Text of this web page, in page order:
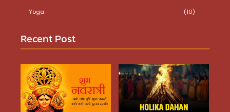
Yoga (10)
Recent Post